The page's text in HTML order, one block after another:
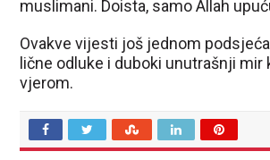
muslimani. Doista, samo Allah
Ovakve vijesti još jednom
lične odluke i duboki unutrašnji mir
vjerom.